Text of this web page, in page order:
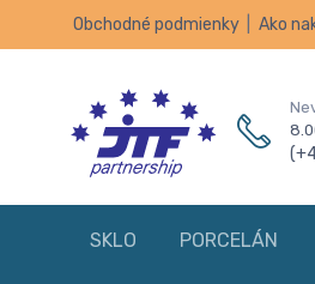
Obchodné podmienky Ako
SKLO PORCELÁN